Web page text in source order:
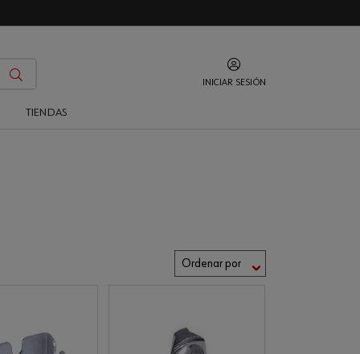
INICIAR SESIÓN
TIENDAS